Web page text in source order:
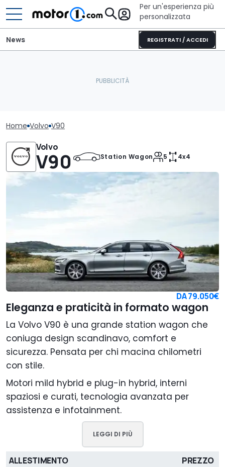
Per un'esperienza più
personalizzata
REGISTRATI / ACCEDI
News
Home Volvo V90
Volvo
V90 Station Wagon 5 4x4
DA79.050€
Eleganza e praticità in formato wagon
La Volvo V90 è una grande station wagon che
coniuga design scandinavo, comfort e
sicurezza. Pensata per chi macina chilometri
con stile.
Motori mild hybrid e plug-in hybrid, interni
spaziosi e curati, tecnologia avanzata per
assistenza e infotainment.
LEGGI DI PIÙ
ALLESTIMENTO PREZZO